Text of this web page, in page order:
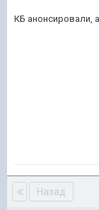
КБ анонсировали,
Назад